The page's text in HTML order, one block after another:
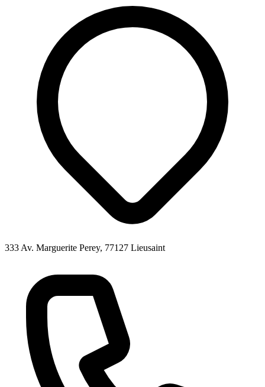
333 Av. Marguerite Perey, 77127 Lieusaint